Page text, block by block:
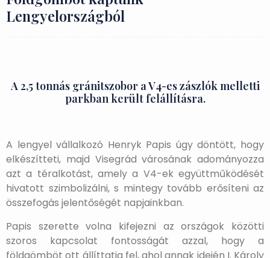
Lengyelországból
A 2,5 tonnás gránitszobor a V4-es zászlók melletti
parkban került felállításra.
A lengyel vállalkozó Henryk Papis úgy döntött, hogy
elkészítteti, majd Visegrád városának adományozza
azt a téralkotást, amely a V4-ek együttműködését
hivatott szimbolizálni, s mintegy tovább erősíteni az
összefogás jelentőségét napjainkban.
Papis szerette volna kifejezni az országok közötti
szoros kapcsolat fontosságát azzal, hogy a
földgömböt ott állíttatja fel, ahol annak idején I. Károly